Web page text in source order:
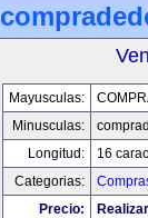
Mayusculas:
Minusculas:
Longitud:
16
Categorias:
Precio: